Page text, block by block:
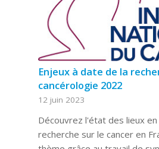
Enjeux à date de la
cancérologie 2022
12 juin 2023
Découvrez l'état des lieux
recherche sur le cancer en